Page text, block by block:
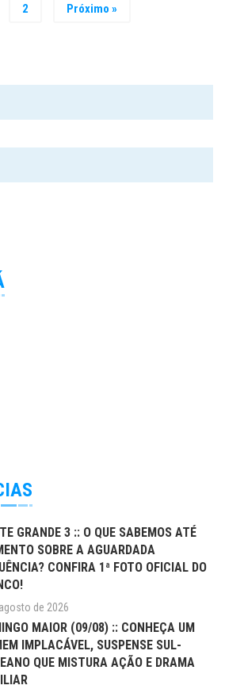
2 Próximo »
GRANDE 3 :: O QUE SABEMOS ATÉ
SOBRE A AGUARDADA
CONFIRA 1ª FOTO OFICIAL DO
de 2026
MAIOR (09/08) :: CONHEÇA UM
IMPLACÁVEL, SUSPENSE SUL-
QUE MISTURA AÇÃO E DRAMA